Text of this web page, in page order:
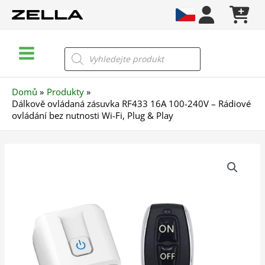
Menu
Products
search
Domů
Produkty
Dálkově ovládaná zásuvka RF433 16A 100-240V – Rádiové
ovládání bez nutnosti Wi-Fi, Plug & Play
240V